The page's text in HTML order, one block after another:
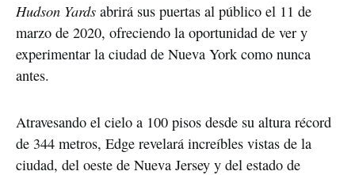
Hudson Yards abrirá sus puertas al público el 11 de
marzo de 2020, ofreciendo la oportunidad de ver y
experimentar la ciudad de Nueva York como nunca
antes.
Atravesando el cielo a 100 pisos desde su altura récord
de 344 metros, Edge revelará increíbles vistas de la
ciudad, del oeste de Nueva Jersey y del estado de